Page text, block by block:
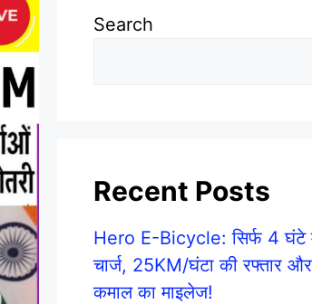
Search
Recent Posts
Hero E-Bicycle: सिर्फ 4 घंटे
चार्ज, 25KM/घंटा की रफ्तार और
कमाल का माइलेज!